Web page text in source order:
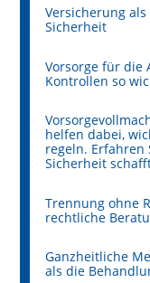
Versicherung
Sicherheit
Vorsorge für die
Kontrollen so
helfen dabei,
regeln. Erfahren
Sicherheit
Trennung ohne
rechtliche
Ganzheitliche
als die